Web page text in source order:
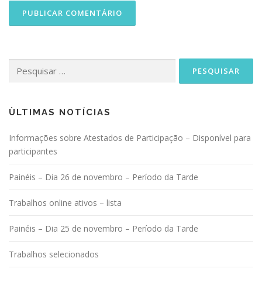
por:
ÙLTIMAS NOTÍCIAS
Informações sobre Atestados de Participação – Disponível para
participantes
Painéis – Dia 26 de novembro – Período da Tarde
Trabalhos online ativos – lista
Painéis – Dia 25 de novembro – Período da Tarde
Trabalhos selecionados